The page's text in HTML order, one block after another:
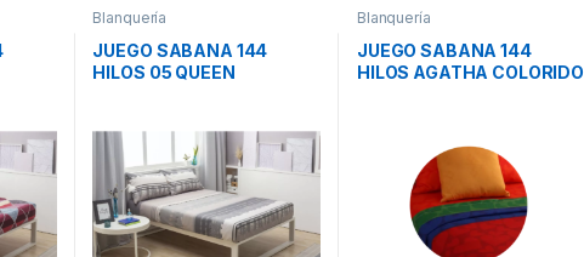
Blanquería
JUEGO SABANA 144
HILOS 05 QUEEN
Blanquería
JUEGO SABANA 144
HILOS AGATHA COLORIDO